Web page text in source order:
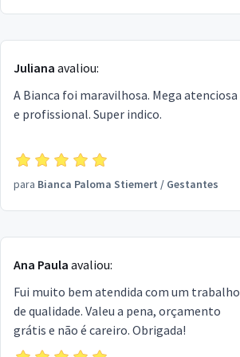
com o “meu bem estar”! Sucesso
Giovanna!🍃🙏🏻😊
Juliana avaliou:
A Bianca foi maravilhosa. Mega atenciosa
e profissional. Super indico.
para Bianca Paloma Stiemert / Gestantes
Ana Paula avaliou:
Fui muito bem atendida com um trabalho
de qualidade. Valeu a pena, orçamento
grátis e não é careiro. Obrigada!